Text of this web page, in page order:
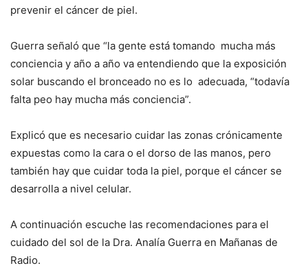
prevenir el cáncer de piel.
Guerra señaló que “la gente está tomando mucha más
conciencia y año a año va entendiendo que la exposición
solar buscando el bronceado no es lo adecuada, “todavía
falta peo hay mucha más conciencia”.
Explicó que es necesario cuidar las zonas crónicamente
expuestas como la cara o el dorso de las manos, pero
también hay que cuidar toda la piel, porque el cáncer se
desarrolla a nivel celular.
A continuación escuche las recomendaciones para el
cuidado del sol de la Dra. Analía Guerra en Mañanas de
Radio.